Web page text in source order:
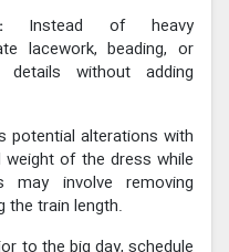
Instead of heavy
lacework, beading, or
without adding
potential alterations with
of the dress while
may involve removing
the train length.